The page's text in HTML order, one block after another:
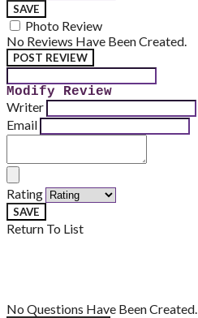
SAVE
Photo Review
No Reviews Have Been Created.
POST REVIEW
Modify Review
Writer
Email
Rating
SAVE
Return To List
No Questions Have Been Created.